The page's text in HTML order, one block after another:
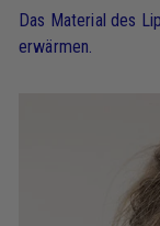
Das Material des
erwärmen.